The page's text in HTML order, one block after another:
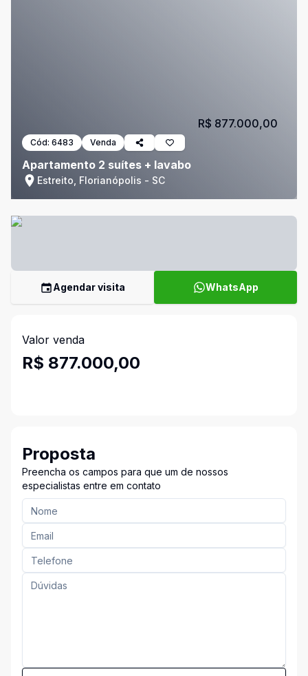
Cód: 6483 Venda
Apartamento 2 suítes + lavabo
Estreito, Florianópolis - SC
R$ 877.000,00
Agendar visita WhatsApp
Valor venda
R$ 877.000,00
Proposta
Preencha os campos para que um de nossos
especialistas entre em contato